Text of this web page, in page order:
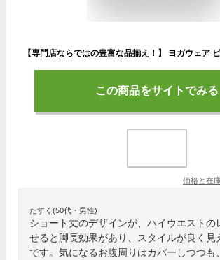
この商品をサイトでみる
価格と在
たすく(50代・男性)
ショート丈のデザインが、ハイウエストの
せると脚長効果があり、スタイルが良く見
です。気になるお腹周りはカバーしつつも